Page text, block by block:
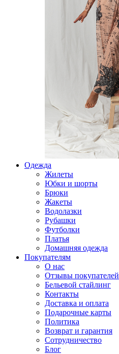
Одежда
Жилеты
Юбки и шорты
Брюки
Жакеты
Водолазки
Рубашки
Футболки
Платья
Домашняя одежда
Покупателям
О нас
Отзывы покупателей
Бельевой стайлинг
Контакты
Доставка и оплата
Подарочные карты
Политика
Возврат и гарантия
Сотрудничество
Блог